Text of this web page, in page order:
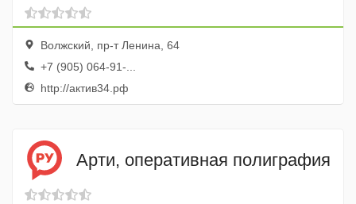
Волжский, пр-т Ленина, 64
+7 (905) 064-91-...
http://актив34.рф
Арти, оперативная полиграфия